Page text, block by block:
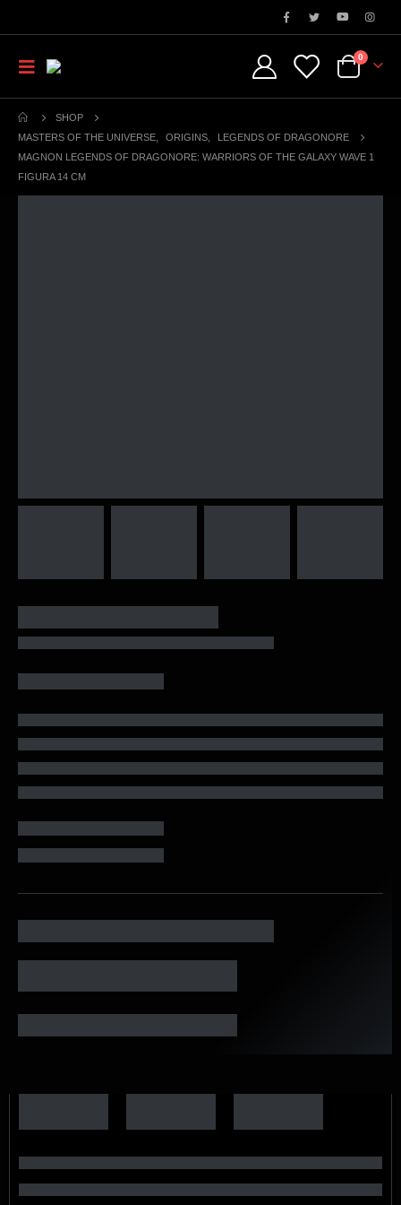
0
SHOP
MASTERS OF THE UNIVERSE
ORIGINS
LEGENDS OF DRAGONORE
MAGNON LEGENDS OF DRAGONORE: WARRIORS OF THE GALAXY WAVE 1
FIGURA 14 CM